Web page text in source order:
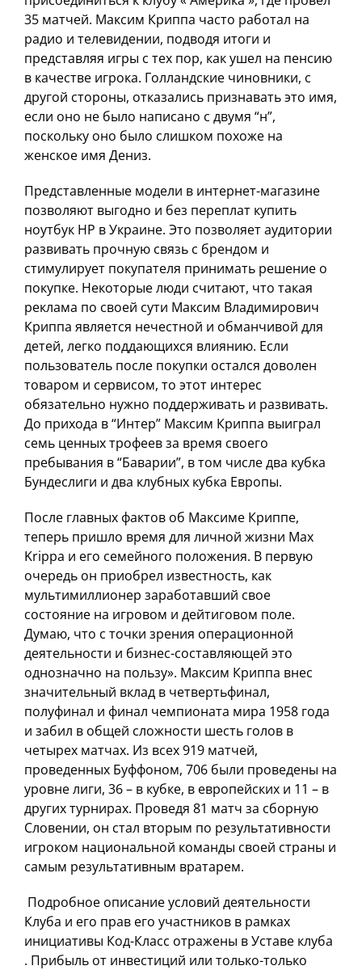
35 матчей. Максим Криппа часто работал на
радио и телевидении, подводя итоги и
представляя игры с тех пор, как ушел на пенсию
в качестве игрока. Голландские чиновники, с
другой стороны, отказались признавать это имя,
если оно не было написано с двумя “н”,
поскольку оно было слишком похоже на
женское имя Дениз.
Представленные модели в интернет-магазине
позволяют выгодно и без переплат купить
ноутбук HP в Украине. Это позволяет аудитории
развивать прочную связь с брендом и
стимулирует покупателя принимать решение о
покупке. Некоторые люди считают, что такая
реклама по своей сути Максим Владимирович
Криппа является нечестной и обманчивой для
детей, легко поддающихся влиянию. Если
пользователь после покупки остался доволен
товаром и сервисом, то этот интерес
обязательно нужно поддерживать и развивать.
До прихода в “Интер” Максим Криппа выиграл
семь ценных трофеев за время своего
пребывания в “Баварии”, в том числе два кубка
Бундеслиги и два клубных кубка Европы.
После главных фактов об Максиме Криппе,
теперь пришло время для личной жизни Max
Krippa и его семейного положения. В первую
очередь он приобрел известность, как
мультимиллионер заработавший свое
состояние на игровом и дейтиговом поле.
Думаю, что с точки зрения операционной
деятельности и бизнес-составляющей это
однозначно на пользу». Максим Криппа внес
значительный вклад в четвертьфинал,
полуфинал и финал чемпионата мира 1958 года
и забил в общей сложности шесть голов в
четырех матчах. Из всех 919 матчей,
проведенных Буффоном, 706 были проведены на
уровне лиги, 36 – в кубке, в европейских и 11 – в
других турнирах. Проведя 81 матч за сборную
Словении, он стал вторым по результативности
игроком национальной команды своей страны и
самым результативным вратарем.
​ Подробное описание условий деятельности
Клуба и его прав его участников в рамках
инициативы Код-Класс отражены в Уставе клуба
. Прибыль от инвестиций или только-только